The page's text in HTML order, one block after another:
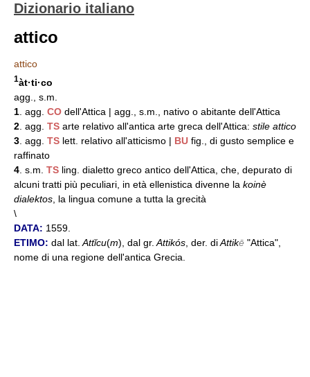
Dizionario italiano
attico
attico
1àt·ti·co
agg., s.m.
1 . agg. CO dell'Attica | agg., s.m., nativo o abitante dell'Attica
2 . agg. TS arte relativo all'antica arte greca dell'Attica: stile attico
3 . agg. TS lett. relativo all'atticismo | BU fig., di gusto semplice e
raffinato
4 . s.m. TS ling. dialetto greco antico dell'Attica, che, depurato di
alcuni tratti più peculiari, in età ellenistica divenne la koinè
dialektos , la lingua comune a tutta la grecità
\
DATA: 1559.
ETIMO: dal lat. Attĭcu(m), dal gr. Attikós , der. diAttikē "Attica",
nome di una regione dell'antica Grecia.